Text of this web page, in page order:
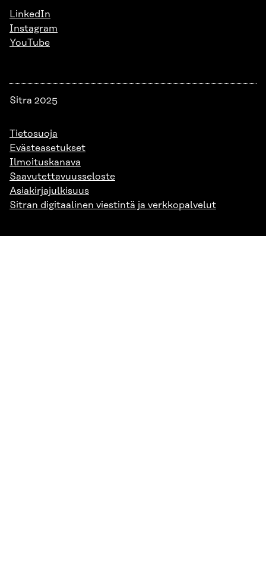
LinkedIn
Instagram
YouTube
Sitra 2025
Tietosuoja
Evästeasetukset
Ilmoituskanava
Saavutettavuusseloste
Asiakirjajulkisuus
Sitran digitaalinen viestintä ja verkkopalvelut